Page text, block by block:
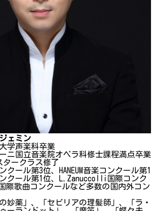
ェミン
学声楽科卒業
ニ国立音楽院オペラ科修士課程満点卒業
ークラス修了
クール第3位、HANEUM音楽コンクール第1
クール第1位、L.Zanuccolli国際コンク
際歌曲コンクールなど多数の国内外コン
妙薬」、「セビリアの理髪師」、「ラ・